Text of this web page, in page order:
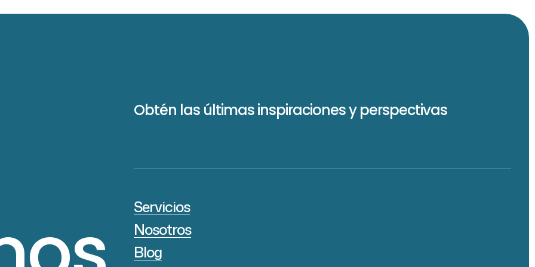
Obtén las últimas inspiraciones y perspectivas
Servicios
Nosotros
Blog